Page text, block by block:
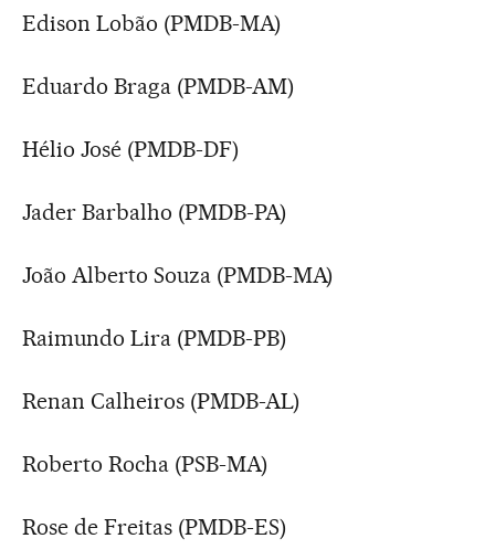
Edison Lobão (PMDB-MA)
Eduardo Braga (PMDB-AM)
Hélio José (PMDB-DF)
Jader Barbalho (PMDB-PA)
João Alberto Souza (PMDB-MA)
Raimundo Lira (PMDB-PB)
Renan Calheiros (PMDB-AL)
Roberto Rocha (PSB-MA)
Rose de Freitas (PMDB-ES)